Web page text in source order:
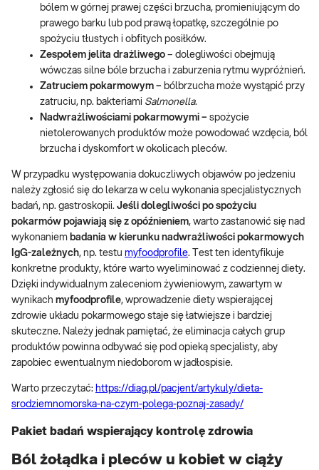
bólem w górnej prawej części brzucha, promieniującym do
prawego barku lub pod prawą łopatkę, szczególnie po
spożyciu tłustych i obfitych posiłków.
Zespołem jelita drażliwego – dolegliwości obejmują
wówczas silne bóle brzucha i zaburzenia rytmu wypróżnień.
Zatruciem pokarmowym – bólbrzucha może wystąpić przy
zatruciu, np. bakteriami Salmonella.
Nadwrażliwościami pokarmowymi – spożycie
nietolerowanych produktów może powodować wzdęcia, ból
brzucha i dyskomfort w okolicach pleców.
W przypadku występowania dokuczliwych objawów po jedzeniu
należy zgłosić się do lekarza w celu wykonania specjalistycznych
badań, np. gastroskopii. Jeśli dolegliwości po spożyciu
pokarmów pojawiają się z opóźnieniem, warto zastanowić się nad
wykonaniem badania w kierunku nadwrażliwości pokarmowych
IgG-zależnych, np. testu myfoodprofile. Test ten identyfikuje
konkretne produkty, które warto wyeliminować z codziennej diety.
Dzięki indywidualnym zaleceniom żywieniowym, zawartym w
wynikach myfoodprofile, wprowadzenie diety wspierającej
zdrowie układu pokarmowego staje się łatwiejsze i bardziej
skuteczne. Należy jednak pamiętać, że eliminacja całych grup
produktów powinna odbywać się pod opieką specjalisty, aby
zapobiec ewentualnym niedoborom w jadłospisie.
Warto przeczytać: https://diag.pl/pacjent/artykuly/dieta-
srodziemnomorska-na-czym-polega-poznaj-zasady/
Pakiet badań wspierający kontrolę zdrowia
Ból żołądka i pleców u kobiet w ciąży